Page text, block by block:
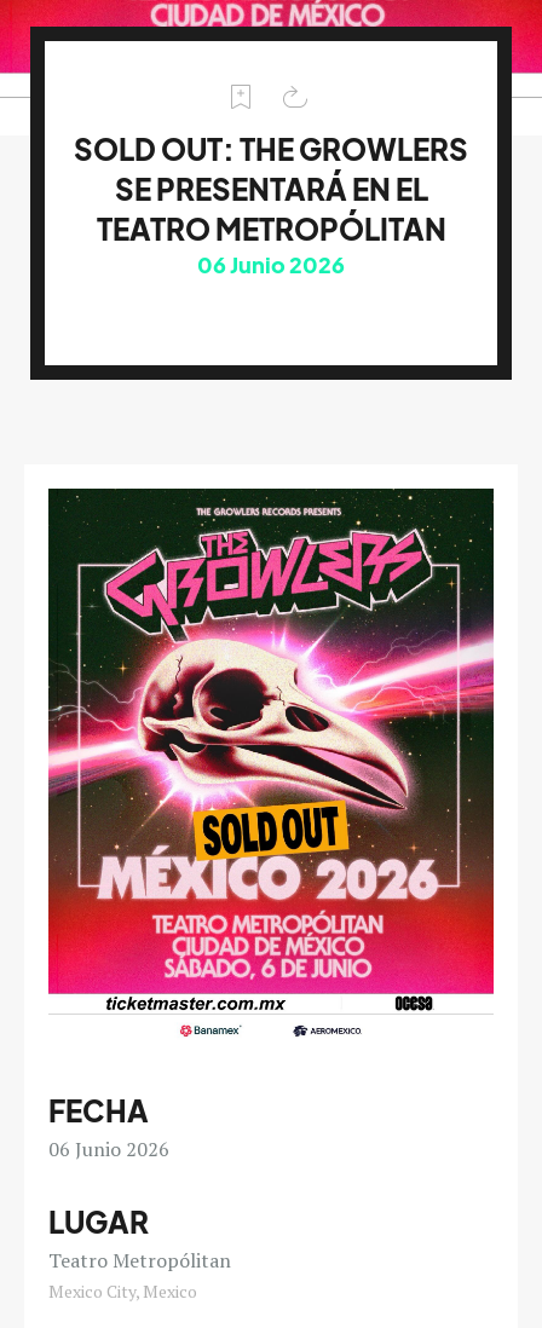
SOLD OUT: THE GROWLERS
SE PRESENTARÁ EN EL
TEATRO METROPÓLITAN
06Junio 2026
FECHA
06 Junio 2026
LUGAR
Teatro Metropólitan
Mexico City, Mexico